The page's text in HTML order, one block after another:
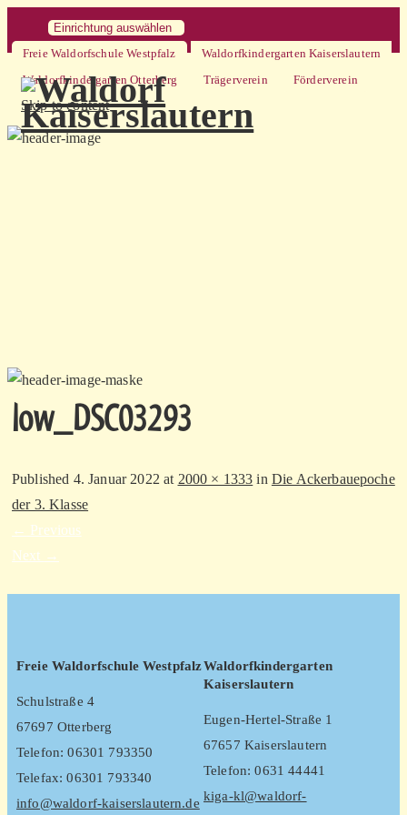
Einrichtung auswählen
Freie Waldorfschule Westpfalz
Waldorfkindergarten Kaiserslautern
Waldorfkindergarten Otterberg
Trägerverein Förderverein
Skip to content
low_DSC03293
Published 4. Januar 2022 at 2000 × 1333 in Die Ackerbauepoche
der 3. Klasse
← Previous
Next →
Freie Waldorfschule Westpfalz
Schulstraße 4
67697 Otterberg
Telefon: 06301 793350
Telefax: 06301 793340
info@waldorf-kaiserslautern.de
Waldorfkindergarten
Kaiserslautern
Eugen-Hertel-Straße 1
67657 Kaiserslautern
Telefon: 0631 44441
kiga-kl@waldorf-